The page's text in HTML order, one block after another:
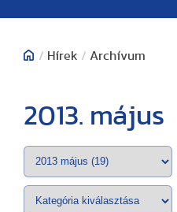
/ Hírek / Archívum
2013. május